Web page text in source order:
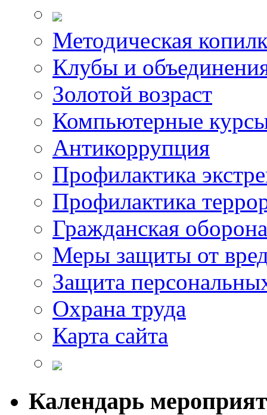
Методическая
Клубы и
Золотой возраст
Компьютерные
Антикоррупция
Профилактика
Профилактика
Гражданская оборона
Меры защиты от
Защита
Охрана труда
Карта сайта
Календарь